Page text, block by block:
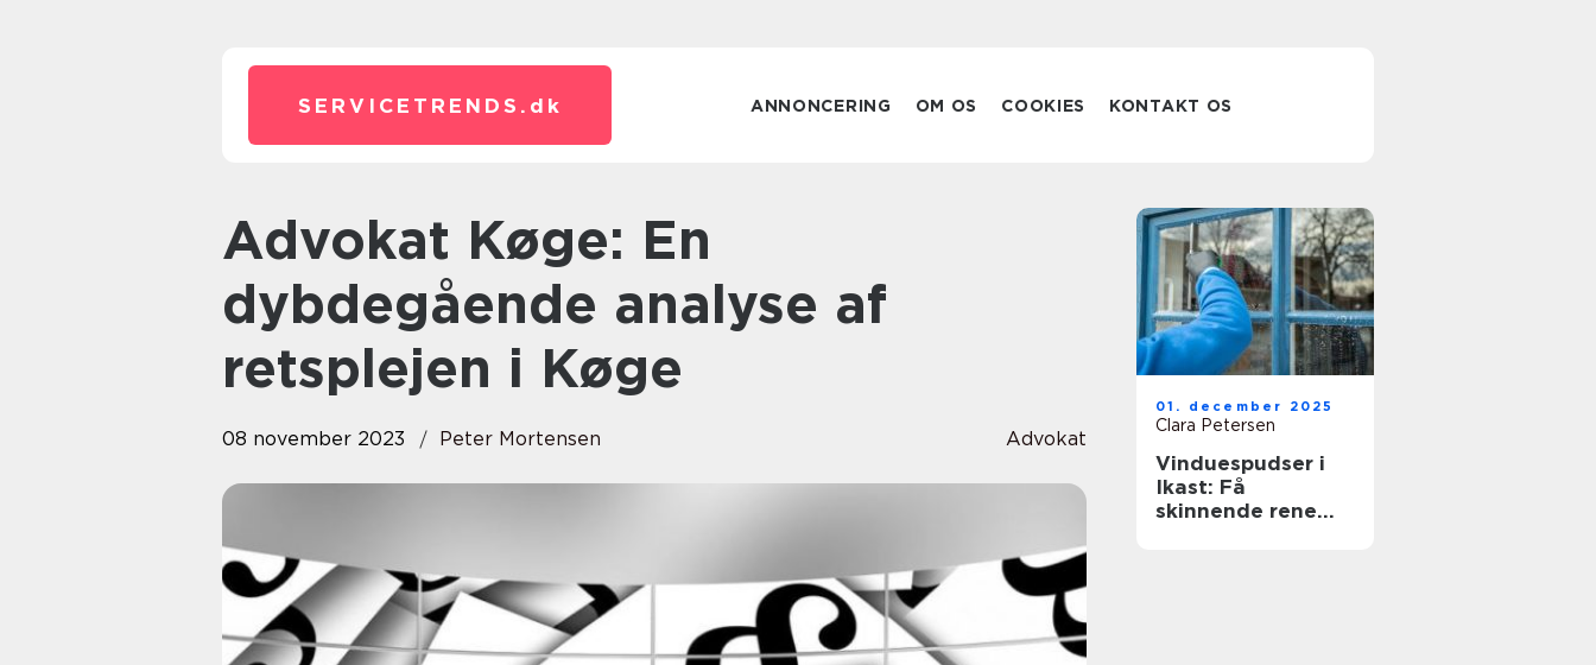
SERVICETRENDS. dk ANNONCERING OM OS COOKIES KONTAKT OS
Advokat Køge: En
dybdegående analyse af
retsplejen i Køge
08 november 2023 Peter Mortensen Advokat
01. december 2025
Clara Petersen
Vinduespudser i
Ikast: Få
skinnende rene